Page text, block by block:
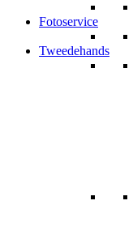
Fotoservice
Tweedehands